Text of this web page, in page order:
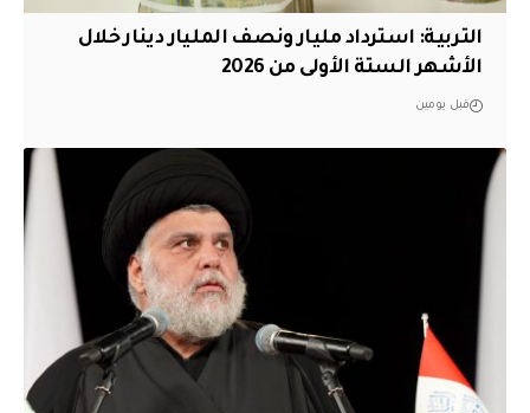
التربية: استرداد مليار ونصف المليار دينار خلال
الأشهر الستة الأولى من 2026
قبل يومين